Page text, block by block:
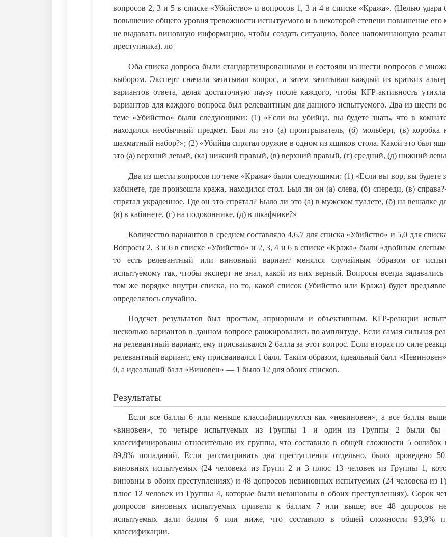
вопросов 2, 3 и 5 в списке «Убийство» и вопросов 1, 3 и 4 в списке «Кража». (Целью
повышение общего уровня тревожности испытуемого и в некоторой степени повышение его
не выдавать виновную информацию, чтобы создать ситуацию, более напоминающую
преступника). ло
Оба списка допроса были стандартизированными и состояли из шести вопросов с
выбором. Эксперт сначала зачитывал вопрос, а затем зачитывал каждый из кратких
вариантов ответа, делая достаточную паузу после каждого, чтобы КГР-активность
вариантов для каждого вопроса был релевантным для данного испытуемого. Два из шести
теме «Убийство» были следующими: (1) «Если вы убийца, вы будете знать, что в
находился необычный предмет. Был ли это (а) проигрыватель, (б) мольберт, (в) коробка
шахматный набор?»; (2) «Убийца спрятал оружие в одном из ящиков стола. Какой это был
это (а) верхний левый, (ка) нижний правый, (в) верхний правый, (г) средний, (д) нижний
Два из шести вопросов по теме «Кража» были следующими: (1) «Если вы вор, вы будете
кабинете, где произошла кража, находился стол. Был ли он (а) слева, (б) спереди, (в)
спрятал украденное. Где он это спрятал? Было ли это (а) в мужском туалете, (б) на вешалке
(в) в кабинете, (г) на подоконнике, (д) в шкафчике?»
Количество вариантов в среднем составляло 4,6,7 для списка «Убийство» и 5,0 для
Вопросы 2, 3 и 6 в списке «Убийство» и 2, 3, 4 и 6 в списке «Кража» были «двойным
то есть релевантный или виновный вариант менялся случайным образом от
испытуемому так, чтобы эксперт не знал, какой из них верный. Вопросы всегда
том же порядке внутри списка, но то, какой список (Убийство или Кража) будет
определялось случайно.
Подсчет результатов был простым, априорным и объективным. КГР-реакции
несколько вариантов в данном вопросе ранжировались по амплитуде. Если самая сильная
на релевантный вариант, ему присваивался 2 балла за этот вопрос. Если вторая по силе
релевантный вариант, ему присваивался 1 балл. Таким образом, идеальный балл «Невиновен»
0, а идеальный балл «Виновен» — 1 было 12 для обоих списков.
Результаты
Если все баллы 6 или меньше классифицируются как «невиновен», а все баллы
«виновен», то четыре испытуемых из Группы 1 и один из Группы 2 были бы
классифицированы относительно их группы, что составило в общей сложности 5 ошибок
89,8% попаданий. Если рассматривать два преступления отдельно, было проведено
виновных испытуемых (24 человека из Групп 2 и 3 плюс 13 человек из Группы 1,
виновны в обоих преступлениях) и 48 допросов невиновных испытуемых (24 человека из
плюс 12 человек из Группы 4, которые были невиновны в обоих преступлениях). Сорок
допросов виновных испытуемых привели к баллам 7 или выше; все 48 допросов
испытуемых дали баллы 6 или ниже, что составило в общей сложности 93,9%
классификации.